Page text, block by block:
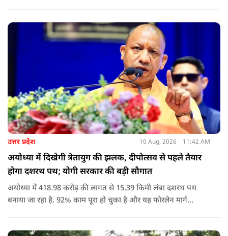
उत्तर प्रदेश 10 Aug, 2026 11:42 AM
अयोध्या में दिखेगी त्रेतायुग की झलक, दीपोत्सव से पहले तैयार
होगा दशरथ पथ; योगी सरकार की बड़ी सौगात
अयोध्या में 418.98 करोड़ की लागत से 15.39 किमी लंबा दशरथ पथ
बनाया जा रहा है. 92% काम पूरा हो चुका है और यह फोरलेन मार्ग